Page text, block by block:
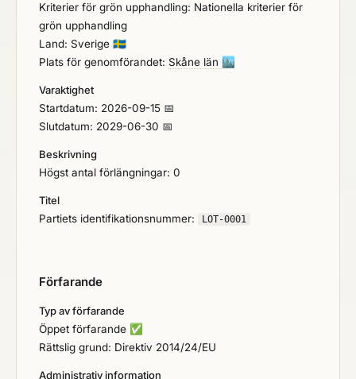
bidragsansökan. Framtagande av ansökningar för
efterbehandling enligt §28, förfrågningsunderlag
och bidragsansökan inför åtgärd ingår inte i
uppdraget.
Kriterier för grön upphandling: Nationella kriterier för
grön upphandling
Land: Sverige 🇸🇪
Plats för genomförandet: Skåne län 🏙️
Varaktighet
Startdatum: 2026-09-15 📅
Slutdatum: 2029-06-30 📅
Beskrivning
Högst antal förlängningar: 0
Titel
Partiets identifikationsnummer:
LOT-0001
Förfarande
Typ av förfarande
Öppet förfarande ✅
Rättslig grund: Direktiv 2014/24/EU
Administrativ information